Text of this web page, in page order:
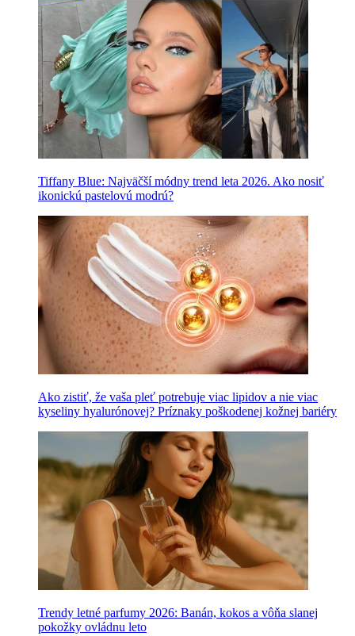
Tiffany Blue: Najväčší módny trend leta 2026. Ako nosiť
ikonickú pastelovú modrú?
Ako zistiť, že vaša pleť potrebuje viac lipidov a nie viac
kyseliny hyalurónovej? Príznaky poškodenej kožnej bariéry
Trendy letné parfumy 2026: Banán, kokos a vôňa slanej
pokožky ovládnu leto